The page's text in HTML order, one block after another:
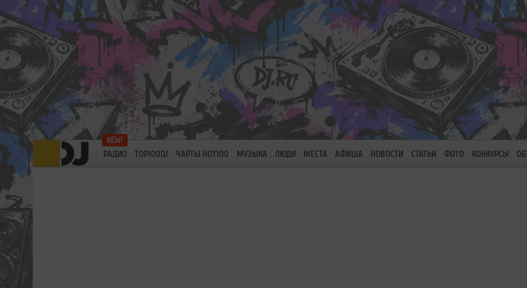
РАДИО TOP100DJ ЧАРТЫ HOT100 МУЗЫКА ЛЮДИ МЕСТА АФИША НОВОСТИ СТАТЬИ ФОТО КОНКУРСЫ